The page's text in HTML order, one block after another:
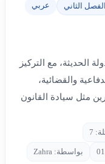
الفصل الثاني عربي
الحديثة، مع التركيز
والقضائية،
مثل سيادة القانون
7
بواسطة: Zahra